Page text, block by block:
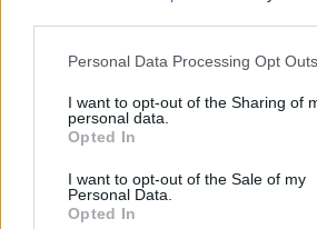
Personal Data Processing Opt Outs
I want to opt-out of the Sharing of
personal data.
Opted In
I want to opt-out of the Sale of my
Personal Data.
Opted In